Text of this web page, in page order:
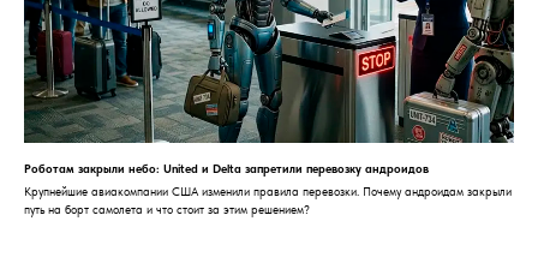
Роботам закрыли небо: United и Delta запретили перевозку андроидов
Крупнейшие авиакомпании США изменили правила перевозки. Почему андроидам закрыли
путь на борт самолета и что стоит за этим решением?